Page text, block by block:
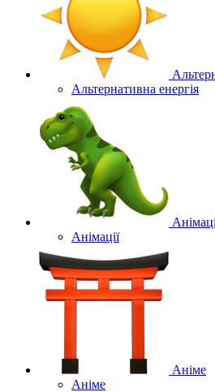
Альтернативна енергія
Анімації
Аніме
Аніме